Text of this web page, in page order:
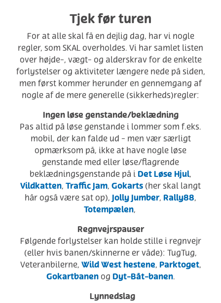
Tjek før turen
For at alle skal få en dejlig dag, har vi nogle
regler, som SKAL overholdes. Vi har samlet listen
over højde-, vægt- og alderskrav for de enkelte
forlystelser og aktiviteter længere nede på siden,
men først kommer herunder en gennemgang af
nogle af de mere generelle (sikkerheds)regler:
Ingen løse genstande/beklædning
Pas altid på løse genstande i lommer som f.eks.
mobil, der kan falde ud - men vær særligt
opmærksom på, ikke at have nogle løse
genstande med eller løse/flagrende
beklædningsgenstande på i Det Løse Hjul,
Vildkatten, Traffic Jam, Gokarts (her skal langt
hår også være sat op), Jolly Jumber, Rally88,
Totempælen,
Regnvejrspauser
Følgende forlystelser kan holde stille i regnvejr
(eller hvis banen/skinnerne er våde): TugTug,
Veteranbilerne, Wild West hestene, Parktoget,
Gokartbanen og Dyt-Båt-banen.
Lynnedslag